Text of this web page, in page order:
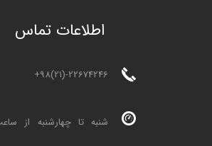
اطلاعات تماس
+98(21)-22674246